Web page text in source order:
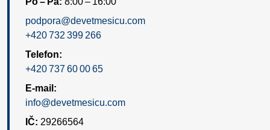
podpora@devetmesicu.com
+420 732 399 266
Telefon:
+420 737 60 00 65
E-mail:
info@devetmesicu.com
IČ: 29266564